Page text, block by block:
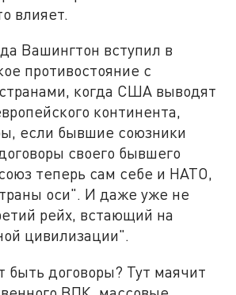
влияет.
Вашингтон вступил в
противостояние с
когда США выводят
континента,
если бывшие союзники
своего бывшего
теперь сам себе и НАТО,
оси". И даже уже не
рейх, встающий на
цивилизации".
быть договоры? Тут маячит